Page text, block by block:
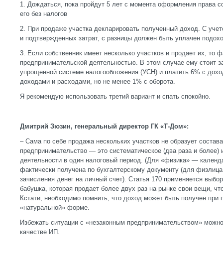
1. Дождаться, пока пройдут 5 лет с момента оформления права
его без налогов
2. При продаже участка декларировать полученный доход. С
и подтвержденных затрат, с разницы должен быть уплачен
3. Если собственник имеет несколько участков и продает их, то
предпринимательской деятельностью. В этом случае ему стоит
упрощенной системе налогообложения (УСН) и платить 6% с
доходами и расходами, но не менее 1% c оборота.
Я рекомендую использовать третий вариант и спать спокойно.
Дмитрий Зюзин, генеральный директор ГК «Т-Дом»:
– Сама по себе продажа нескольких участков не образует
предпринимательство — это систематическое (два раза и более)
деятельности в один налоговый период. (Для «физика» —
фактически получена по бухгалтерскому документу (для
зачисления денег на личный счет). Статья 170 применяется
бабушка, которая продает более двух раз на рынке свои вещи,
Кстати, необходимо помнить, что доход может быть получен
«натуральной» форме.
Избежать ситуации с «незаконным предпринимательством»
качестве ИП.